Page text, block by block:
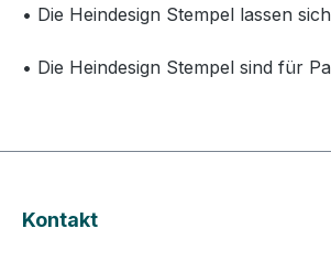
• Die Heindesign Stempel lassen
• Die Heindesign Stempel sind für
Kontakt